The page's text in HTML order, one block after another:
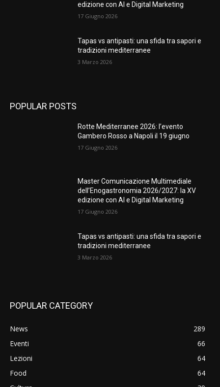
edizione con AI e Digital Marketing
17 Giugno 2026
Tapas vs antipasti: una sfida tra sapori e
tradizioni mediterranee
3 Marzo 2026
POPULAR POSTS
Rotte Mediterranee 2026: l’evento
Gambero Rosso a Napoli il 19 giugno
17 Giugno 2026
Master Comunicazione Multimediale
dell’Enogastronomia 2026/2027: la XV
edizione con AI e Digital Marketing
17 Giugno 2026
Tapas vs antipasti: una sfida tra sapori e
tradizioni mediterranee
3 Marzo 2026
POPULAR CATEGORY
News
289
Eventi
66
Lezioni
64
Food
64